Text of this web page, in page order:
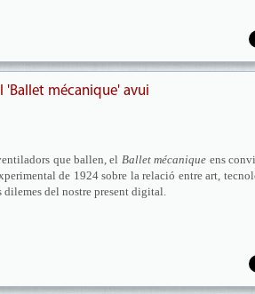
mécanique' avui
que ballen, el Ballet mécanique ens
de 1924 sobre la relació entre art,
dilemes del nostre present digital.